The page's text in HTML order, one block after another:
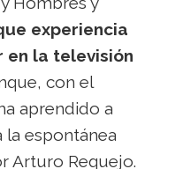
experiencia
en la televisión
con el
aprendido a
la espontánea
Arturo Requejo.